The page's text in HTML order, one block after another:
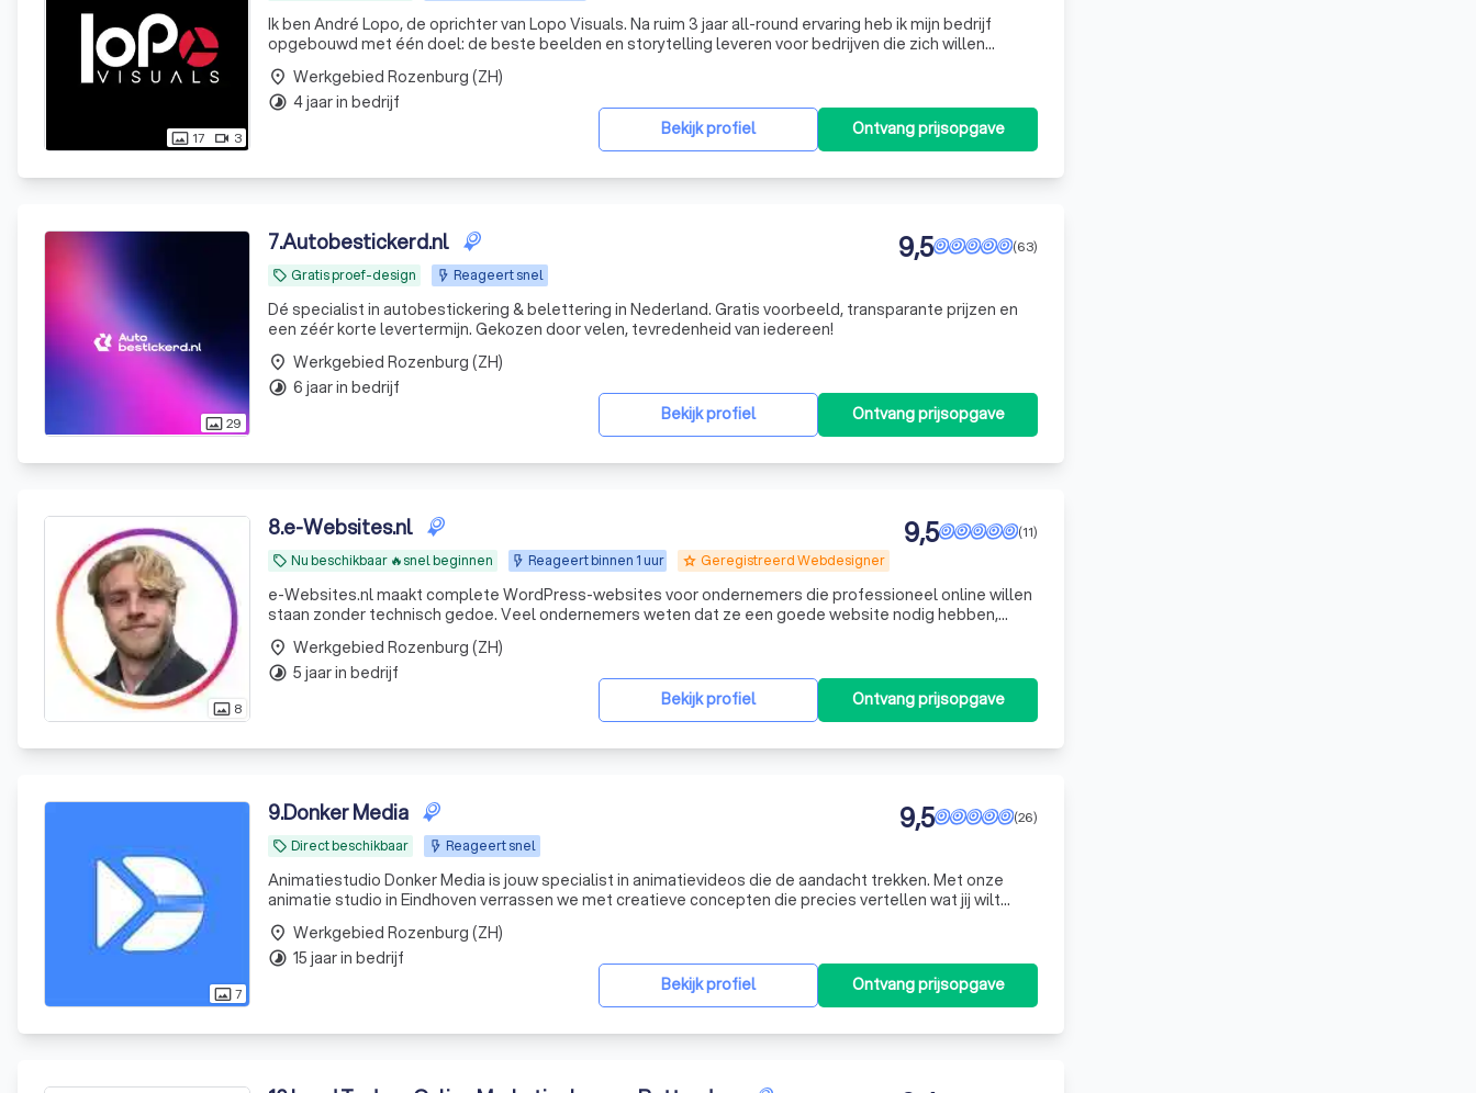
photo_size_select_actual 17 videocam 3
Ik ben André Lopo, de oprichter van Lopo Visuals. Na ruim 3 jaar all-round ervaring heb ik mijn bedrijf
opgebouwd met één doel: de beste beelden en storytelling leveren voor bedrijven die zich willen
Bekijk profiel Ontvang prijsopgave
place Werkgebied Rozenburg (ZH)
timelapse 4 jaar in bedrijf
photo_size_select_actual29
7.Autobestickerd.nl
local_offer Gratis proef-design Reageert snel
(63)
9,5
Dé specialist in autobestickering & belettering in Nederland. Gratis voorbeeld, transparante prijzen en
een zéér korte levertermijn. Gekozen door velen, tevredenheid van iedereen!
Bekijk profiel Ontvang prijsopgave
place Werkgebied Rozenburg (ZH)
timelapse 6 jaar in bedrijf
photo_size_select_actual 8
8.e-Websites.nl
local_offer Nu beschikbaar 🔥snel beginnen Reageert binnen 1 uur grade Geregistreerd Webdesigner
(11)
9,5
e-Websites.nl maakt complete WordPress-websites voor ondernemers die professioneel online willen
staan zonder technisch gedoe. Veel ondernemers weten dat ze een goede website nodig hebben,
maar lopen vast op keuzes zoals hosting, domeinnaam, e-mail, WordPress, onderhoud, beveiliging en
teksten. Wij
Bekijk profiel Ontvang prijsopgave
place Werkgebied Rozenburg (ZH)
timelapse 5 jaar in bedrijf
photo_size_select_actual7
9.Donker Media
local_offer Direct beschikbaar Reageert snel
(26)
9,5
Animatiestudio Donker Media is jouw specialist in animatievideos die de aandacht trekken. Met onze
animatie studio in Eindhoven verrassen we met creatieve concepten die precies vertellen wat jij wilt
overbrengen. Dat doen we met een klein team van ervaren experts vanuit Eindhoven, voor
opdrachtgever
Bekijk profiel Ontvang prijsopgave
place Werkgebied Rozenburg (ZH)
timelapse 15 jaar in bedrijf